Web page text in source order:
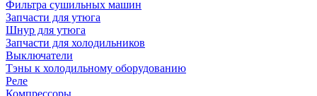
Фильтра сушильных машин
Запчасти для утюга
Шнур для утюга
Запчасти для холодильников
Выключатели
Тэны к холодильному оборудованию
Реле
Компрессоры